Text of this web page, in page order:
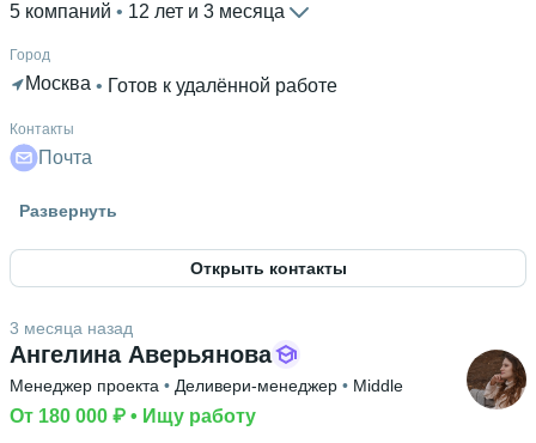
5 компаний 12 лет и 3 месяца
Город
Москва • Готов к удалённой работе
Контакты
Почта
Высшее образование
Информационных технологий
Ещё 1 в профиле
Развернуть
Открыть контакты
Ангелина Аверьянова
3 месяца назад
Менеджер проекта • Деливери-менеджер • Middle
От 180 000 ₽ • Ищу работу